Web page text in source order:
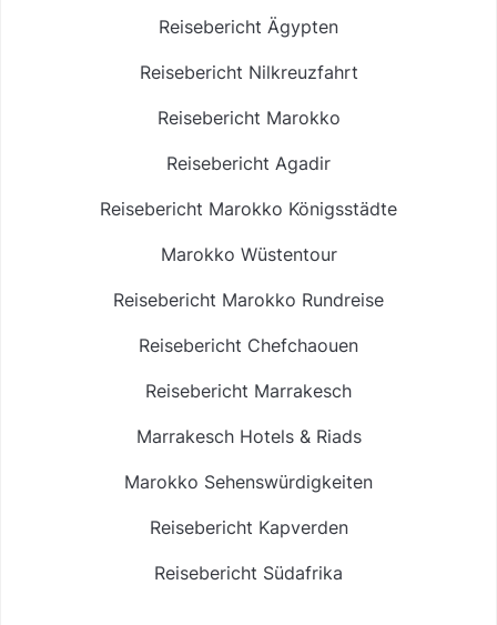
Reisebericht Ägypten
Reisebericht Nilkreuzfahrt
Reisebericht Marokko
Reisebericht Agadir
Reisebericht Marokko Königsstädte
Marokko Wüstentour
Reisebericht Marokko Rundreise
Reisebericht Chefchaouen
Reisebericht Marrakesch
Marrakesch Hotels & Riads
Marokko Sehenswürdigkeiten
Reisebericht Kapverden
Reisebericht Südafrika